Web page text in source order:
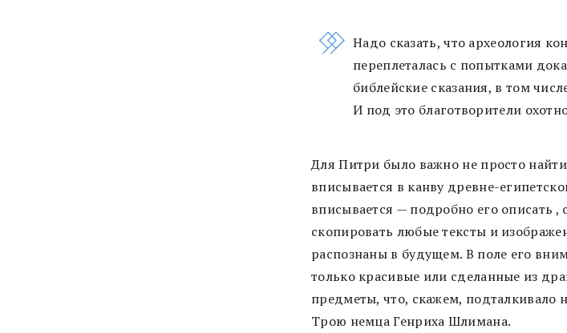
Надо сказать, что археология
переплеталась с попытками
библейские сказания, в том
И под это благотворители
Для Питри было важно не просто
вписывается в канву древне-
вписывается — подробно его описать ,
скопировать любые тексты и
распознаны в будущем. В поле его
только красивые или сделанные из
предметы, что, скажем, подталкивало
Трою немца Генриха Шлимана.